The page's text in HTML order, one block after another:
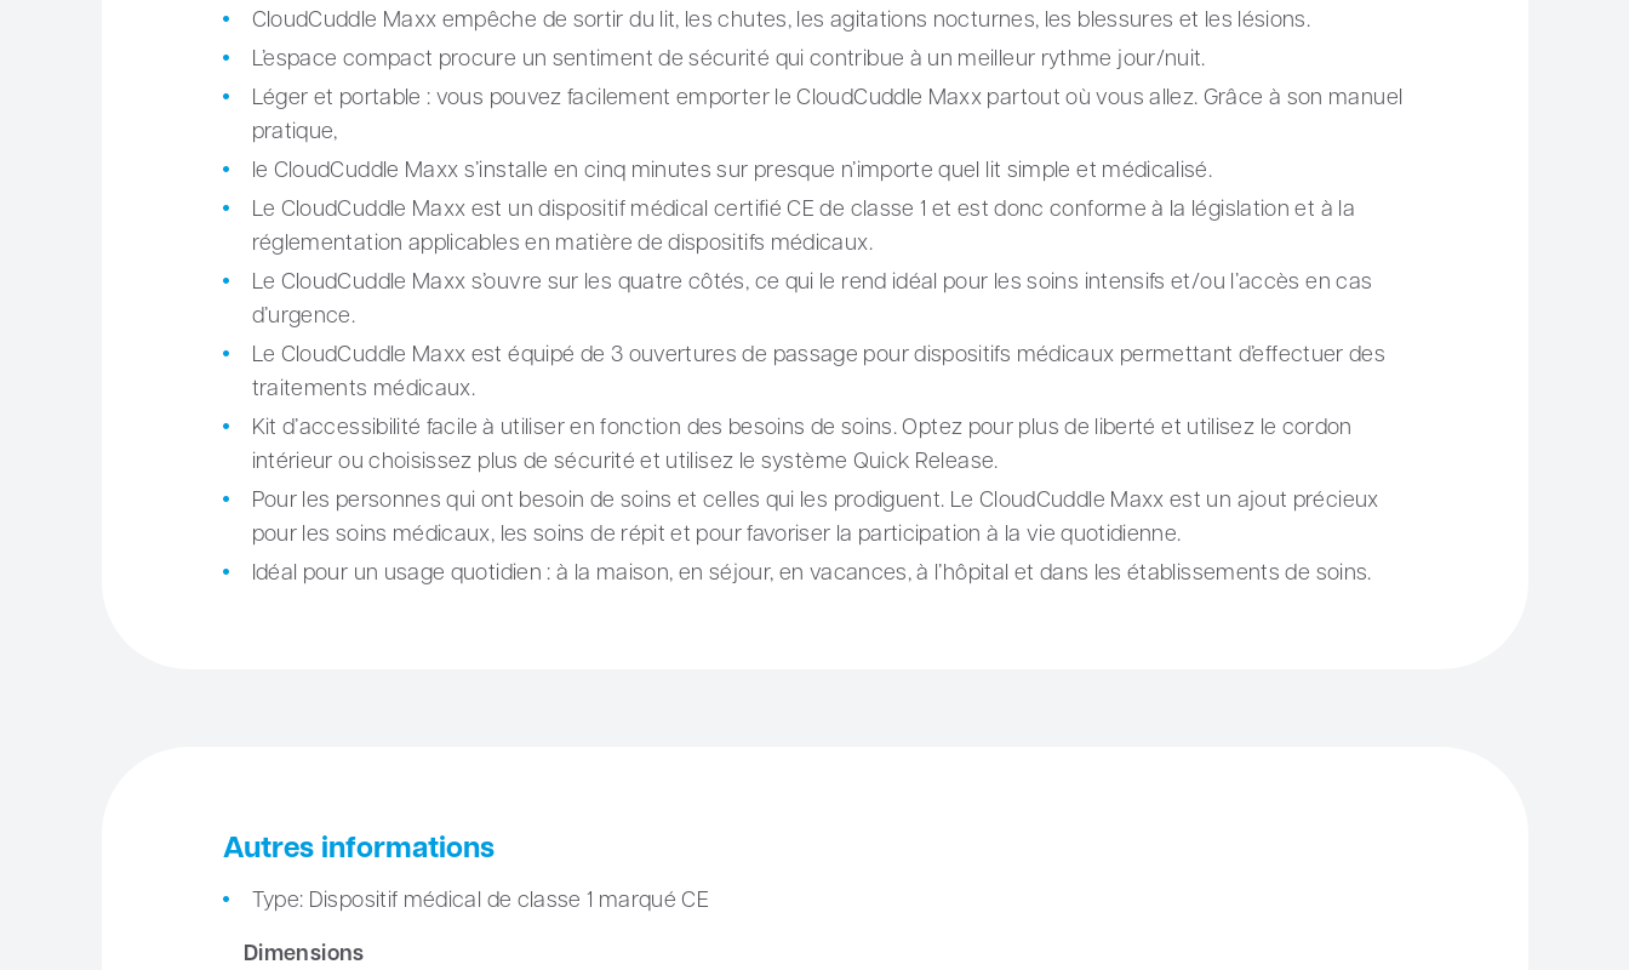
CloudCuddle Maxx empêche de sortir du lit, les chutes, les agitations nocturnes, les blessures et les lésions.
L’espace compact procure un sentiment de sécurité qui contribue à un meilleur rythme jour/nuit.
Léger et portable : vous pouvez facilement emporter le CloudCuddle Maxx partout où vous allez. Grâce à son manuel
pratique,
le CloudCuddle Maxx s’installe en cinq minutes sur presque n’importe quel lit simple et médicalisé.
Le CloudCuddle Maxx est un dispositif médical certifié CE de classe 1 et est donc conforme à la législation et à la
réglementation applicables en matière de dispositifs médicaux.
Le CloudCuddle Maxx s’ouvre sur les quatre côtés, ce qui le rend idéal pour les soins intensifs et/ou l’accès en cas
d’urgence.
Le CloudCuddle Maxx est équipé de 3 ouvertures de passage pour dispositifs médicaux permettant d’effectuer des
traitements médicaux.
Kit d’accessibilité facile à utiliser en fonction des besoins de soins. Optez pour plus de liberté et utilisez le cordon
intérieur ou choisissez plus de sécurité et utilisez le système Quick Release.
Pour les personnes qui ont besoin de soins et celles qui les prodiguent. Le CloudCuddle Maxx est un ajout précieux
pour les soins médicaux, les soins de répit et pour favoriser la participation à la vie quotidienne.
Idéal pour un usage quotidien : à la maison, en séjour, en vacances, à l’hôpital et dans les établissements de soins.
Autres informations
Type: Dispositif médical de classe 1 marqué CE
Dimensions